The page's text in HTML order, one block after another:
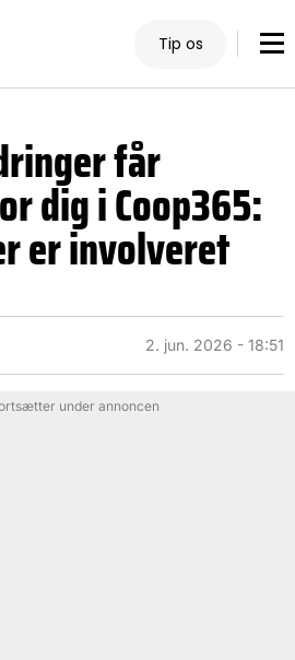
Tip os
får
dig i Coop365:
er involveret
2. jun. 2026 - 18:51
under annoncen